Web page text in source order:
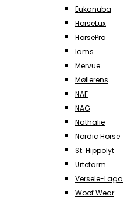
Eukanuba
HorseLux
HorsePro
Iams
Mervue
Møllerens
NAF
NAG
Nathalie
Nordic Horse
St. Hippolyt
Urtefarm
Versele-Laga
Woof Wear